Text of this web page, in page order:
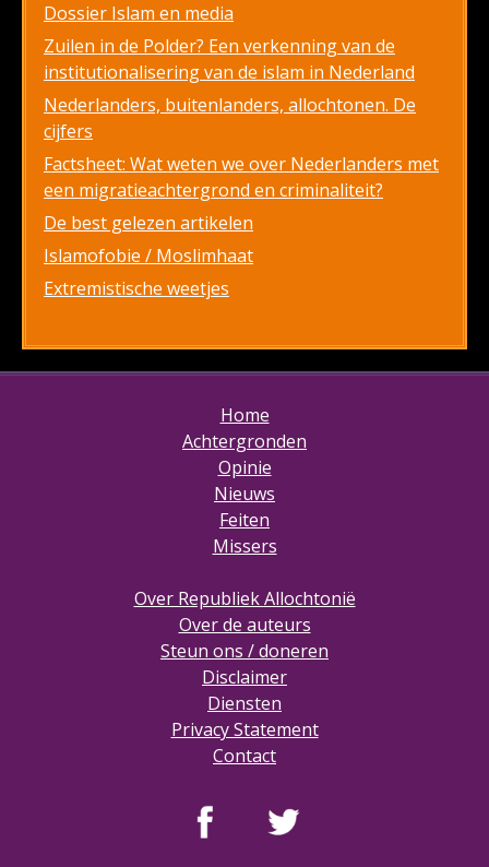
Dossier Islam en media
Zuilen in de Polder? Een verkenning van de
institutionalisering van de islam in Nederland
Nederlanders, buitenlanders, allochtonen. De
cijfers
Factsheet: Wat weten we over Nederlanders met
een migratieachtergrond en criminaliteit?
De best gelezen artikelen
Islamofobie / Moslimhaat
Extremistische weetjes
Home
Achtergronden
Opinie
Nieuws
Feiten
Missers
Over Republiek Allochtonië
Over de auteurs
Steun ons / doneren
Disclaimer
Diensten
Privacy Statement
Contact